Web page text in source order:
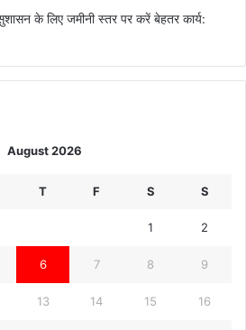
के लिए जमीनी स्तर पर करें बेहतर कार्य:
August 2026
T F S S
1 2
6 7 8 9
13 14 15 16